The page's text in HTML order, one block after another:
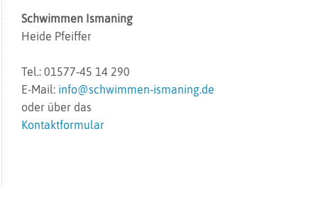
Schwimmen Ismaning
Heide Pfeiffer
Tel.: 01577‑45 14 290
E-Mail: info@schwimmen‑ismaning.de
oder über das
Kontaktformular